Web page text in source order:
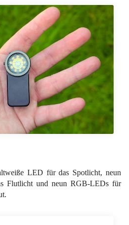
LED für das Spotlicht, neun
Flutlicht und neun RGB-LEDs für